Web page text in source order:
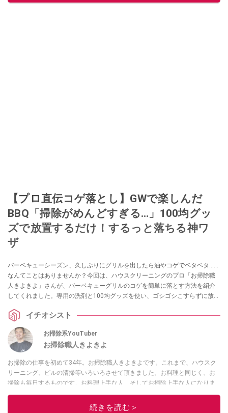
【プロ直伝コゲ落とし】GWで楽しんだ
BBQ「掃除がめんどすぎる…」100均グッ
ズで放置するだけ！するっと落ちる神ワ
ザ
バーベキューシーズン、久しぶりにグリルを出したら油やコゲでベタベタ……
なんてことはありませんか？今回は、ハウスクリーニングのプロ「お掃除職
人きよきよ」さんが、バーベキューグリルのコゲを簡単に落とす方法を紹介
してくれました。専用の洗剤と100均グッズを使い、ゴシゴシこすらずに放置
悩みの方は必見です！
イチオシスト
お掃除系YouTuber
お掃除職人きよきよ
お掃除の仕事を初めて34年。お掃除職人きよきよです。これまで、ハウスク
リーニング、ビルの清掃等いろいろさせて頂きました。お料理と同じく、お
掃除も毎日するものです。お料理上手な人、そしてお掃除上手な人になりま
せんか？私の日々のお掃除現場を撮影して動画にアップしていきます。こん
な現場もあったよ等、報告動画も作成していきたいと思います。Twitterは
続きを読む＞